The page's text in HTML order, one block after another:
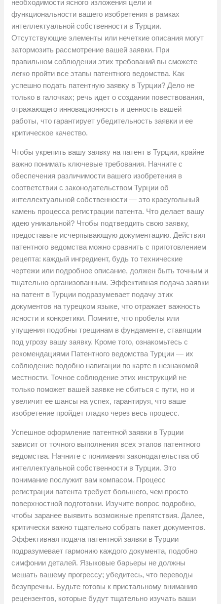
необходимости ясного изложения цели и
функциональности вашего изобретения в рамках
интеллектуальной собственности в Турции.
Отсутствующие элементы или нечеткие описания могут
затормозить рассмотрение вашей заявки. При
правильном соблюдении этих требований вы сможете
легко пройти все этапы патентного ведомства. Как
успешно подать патентную заявку в Турции? Дело не
только в галочках; речь идет о создании повествования,
отражающего инновационность и ценность вашей
работы, что гарантирует убедительность заявки и ее
критическое качество.
Чтобы укрепить вашу заявку на патент в Турции, крайне
важно понимать ключевые требования. Начните с
обеспечения различимости вашего изобретения в
соответствии с законодательством Турции об
интеллектуальной собственности — это краеугольный
камень процесса регистрации патента. Что делает вашу
идею уникальной? Чтобы подтвердить свою заявку,
предоставьте исчерпывающую документацию. Действия
патентного ведомства можно сравнить с приготовлением
рецепта: каждый ингредиент, будь то технические
чертежи или подробное описание, должен быть точным и
тщательно организованным. Эффективная подача заявки
на патент в Турции подразумевает подачу этих
документов на турецком языке, что отражает важность
ясности и конкретики. Помните, что пробелы или
упущения подобны трещинам в фундаменте, ставящим
под угрозу вашу заявку. Кроме того, ознакомьтесь с
рекомендациями Патентного ведомства Турции — их
соблюдение подобно навигации по карте в незнакомой
местности. Точное соблюдение этих инструкций не
только поможет вашей заявке не сбиться с пути, но и
увеличит ее шансы на успех, гарантируя, что ваше
изобретение пройдет гладко через весь процесс.
Успешное оформление патентной заявки в Турции
зависит от точного выполнения всех этапов патентного
ведомства. Начните с понимания законодательства об
интеллектуальной собственности в Турции. Это
понимание послужит вам компасом. Процесс
регистрации патента требует большего, чем просто
поверхностной подготовки. Изучите вопрос подробно,
чтобы заранее выявить возможные препятствия. Далее,
критически важно тщательно собрать пакет документов.
Эффективная подача патентной заявки в Турции
подразумевает гармонию каждого документа, подобно
симфонии деталей. Языковые барьеры не должны
мешать вашему прогрессу; убедитесь, что переводы
безупречны. Будьте готовы к пристальному вниманию
рецензентов, которые будут тщательно изучать ваши